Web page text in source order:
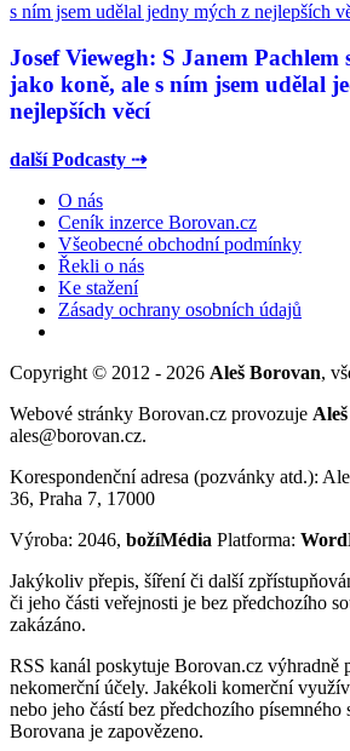
Josef Viewegh: S Janem Pachlem
jako koně, ale s ním jsem udělal
nejlepších věcí
další Podcasty ⇢
O nás
Ceník inzerce Borovan.cz
Všeobecné obchodní podmínky
Řekli o nás
Ke stažení
Zásady ochrany osobních údajů
Copyright © 2012 - 2026 Aleš Borovan,
Webové stránky Borovan.cz provozuje
ales@borovan.cz.
Korespondenční adresa (pozvánky atd.):
36, Praha 7, 17000
Výroba: 2046, božíMédia Platforma:
Jakýkoliv přepis, šíření či další
či jeho části veřejnosti je bez předchozího
zakázáno.
RSS kanál poskytuje Borovan.cz výhradně
nekomerční účely. Jakékoli komerční
nebo jeho částí bez předchozího písemného
Borovana je zapovězeno.